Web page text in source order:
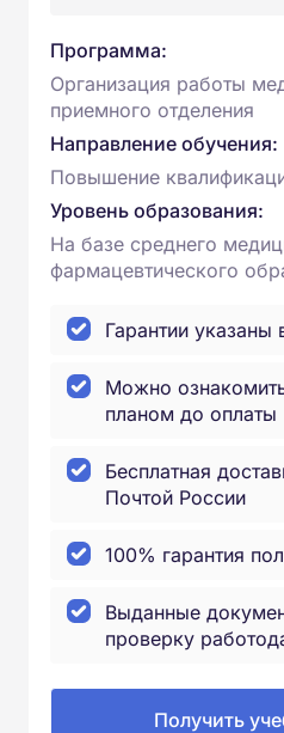
Программа:
Организация работы
приемного отделения
Направление обучения:
Повышение
Уровень образования:
На базе среднего
фармацевтического
Гарантии указаны
Можно
планом до оплаты
Бесплатная
Почтой России
100% гарантия
Выданные
проверку
Получить